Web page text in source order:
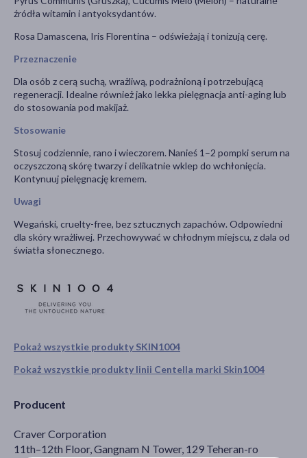
Pokaż wszystkie produkty SKIN1004
Pokaż wszystkie produkty linii Centella marki Skin1004
Producent
Craver Corporation
11th–12th Floor, Gangnam N Tower, 129 Teheran-ro
źródła witamin i antyoksydantów.
Rosa Damascena, Iris Florentina – odświeżają i tonizują cerę.
Przeznaczenie
Dla osób z cerą suchą, wrażliwą, podrażnioną i potrzebującą
regeneracji. Idealne również jako lekka pielęgnacja anti-aging lub
do stosowania pod makijaż.
Stosowanie
Stosuj codziennie, rano i wieczorem. Nanieś 1–2 pompki serum na
oczyszczoną skórę twarzy i delikatnie wklep do wchłonięcia.
Kontynuuj pielęgnację kremem.
Uwagi
Wegański, cruelty-free, bez sztucznych zapachów. Odpowiedni
dla skóry wrażliwej. Przechowywać w chłodnym miejscu, z dala od
światła słonecznego.